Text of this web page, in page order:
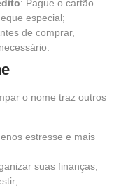
: Pague o cartão
especial;
de comprar,
o nome traz outros
estresse e mais
suas finanças,